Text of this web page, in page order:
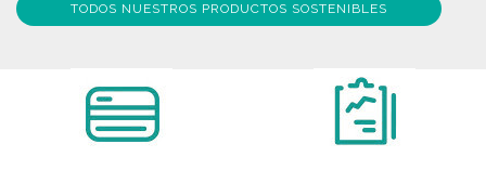
TODOS NUESTROS PRODUCTOS SOSTENIBLES